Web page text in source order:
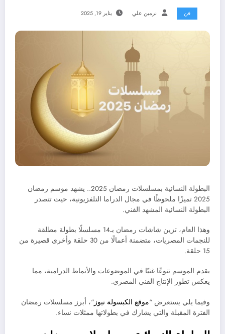
فن نرمين علي يناير 19, 2025
البطولة النسائية بمسلسلات رمضان 2025.. يشهد موسم رمضان
2025 تميزًا ملحوظًا في مجال الدراما التلفزيونية، حيث تتصدر
البطولة النسائية المشهد الفني.
وهذا العام، تزين شاشات رمضان بـ14 مسلسلًا بطولة مطلقة
للنجمات المصريات، متضمنة أعمالًا من 30 حلقة وأخرى قصيرة من
15 حلقة.
يقدم الموسم تنوعًا غنيًا في الموضوعات والأنماط الدرامية، مما
يعكس تطور الإنتاج الفني المصري.
وفيما يلي يستعرض “موقع الكبسولة نيوز “، أبرز مسلسلات رمضان
الفترة المقبلة والتي يشارك في بطولاتها ممثلات نساء.